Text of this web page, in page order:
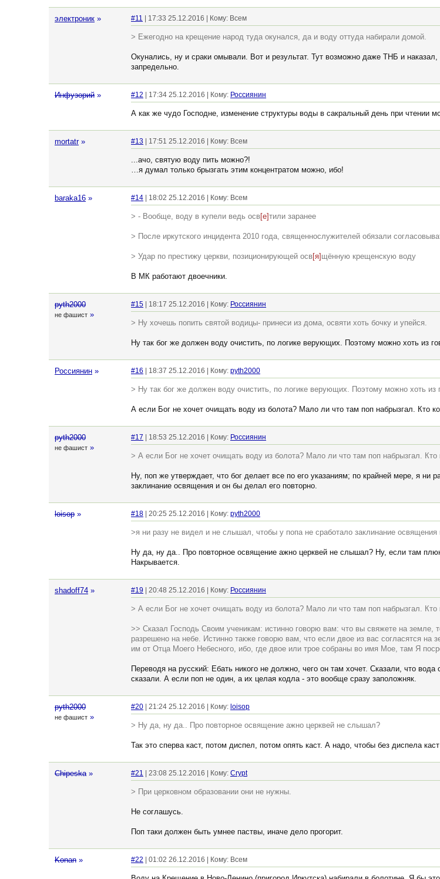
элeктрoник » #11 | 17:33 25.12.2016 | Кому: Всем
> Ежегодно на крещение народ туда окунался, да и воду оттуда набирали домой.
Окунались, ну и сраки омывали. Вот и результат. Тут возможно даже ТНБ и наказал,
запредельно.
Инфузорий » #12 | 17:34 25.12.2016 | Кому: Россиянин
А как же чудо Господне, изменение структуры воды в сакральный день при чтении
mortatr » #13 | 17:51 25.12.2016 | Кому: Всем
...ачо, святую воду пить можно?!
…я думал только брызгать этим концентратом можно, ибо!
baraka16 » #14 | 18:02 25.12.2016 | Кому: Всем
> - Вообще, воду в купели ведь осв[е]тили заранее
> После иркутского инцидента 2010 года, священнослужителей обязали
> Удар по престижу церкви, позиционирующей осв[я] щённую крещенскую воду
В МК работают двоечники.
pyth2000
не фашист »
#15 | 18:17 25.12.2016 | Кому: Россиянин
> Ну хочешь попить святой водицы- принеси из дома, освяти хоть бочку и упейся.
Ну так бог же должен воду очистить, по логике верующих. Поэтому можно хоть из
Россиянин » #16 | 18:37 25.12.2016 | Кому: pyth2000
> Ну так бог же должен воду очистить, по логике верующих. Поэтому можно хоть из
А если Бог не хочет очищать воду из болота? Мало ли что там поп набрызгал. Кто
pyth2000
не фашист »
#17 | 18:53 25.12.2016 | Кому: Россиянин
> А если Бог не хочет очищать воду из болота? Мало ли что там поп набрызгал. Кто
Ну, поп же утверждает, что бог делает все по его указаниям; по крайней мере, я
заклинание освящения и он бы делал его повторно.
loisop » #18 | 20:25 25.12.2016 | Кому: pyth2000
>я ни разу не видел и не слышал, чтобы у попа не сработало заклинание освящения
Ну да, ну да.. Про повторное освящение ажно церквей не слышал? Ну, если там
Накрывается.
shadoff74 » #19 | 20:48 25.12.2016 | Кому: Россиянин
> А если Бог не хочет очищать воду из болота? Мало ли что там поп набрызгал. Кто
>> Сказал Господь Своим ученикам: истинно говорю вам: что вы свяжете на земле,
разрешено на небе. Истинно также говорю вам, что если двое из вас согласятся на
им от Отца Моего Небесного, ибо, где двое или трое собраны во имя Мое, там Я
Переводя на русский: Ебать никого не должно, чего он там хочет. Сказали, что
сказали. А если поп не один, а их целая кодла - это вообще сразу заположняк.
pyth2000
не фашист »
#20 | 21:24 25.12.2016 | Кому: loisop
> Ну да, ну да.. Про повторное освящение ажно церквей не слышал?
Так это сперва каст, потом диспел, потом опять каст. А надо, чтобы без диспела
Chipeska » #21 | 23:08 25.12.2016 | Кому: Crypt
> При церковном образовании они не нужны.
Не соглашусь.
Поп таки должен быть умнее паствы, иначе дело прогорит.
Konan » #22 | 01:02 26.12.2016 | Кому: Всем